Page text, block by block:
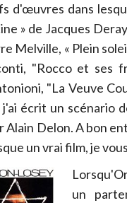
d'œuvres dans
» de Jacques
Melville, « Plein
"Rocco et ses
"La Veuve
j'ai écrit un scénario
Alain Delon. A bon
un vrai film, je
un